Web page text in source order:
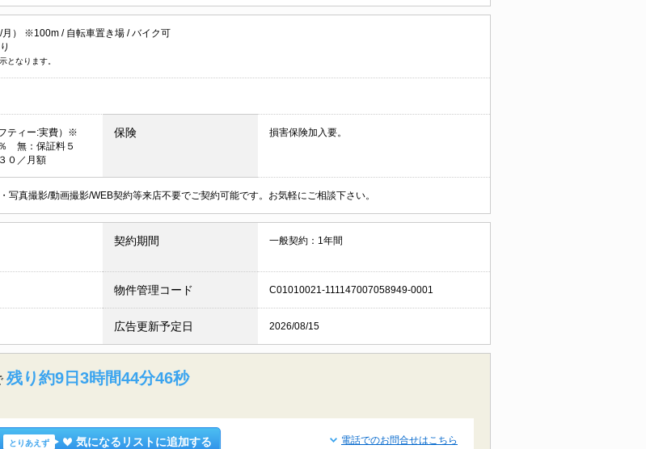
/月） ※100m / 自転車置き場 /バイク可
となります。
ティー:実費）※
無：保証料５
０／月額
保険 損害保険加入要。
写真撮影/動画撮影/WEB契約等来店不要でご契約可能です。お気軽にご相談下さい。
契約期間 一般契約：1年間
物件管理コード C01010021-111147007058949-0001
広告更新予定日 2026/08/15
残り約9日3時間44分45秒
とりあえず 気になるリストに追加する 電話でのお問合せはこちら